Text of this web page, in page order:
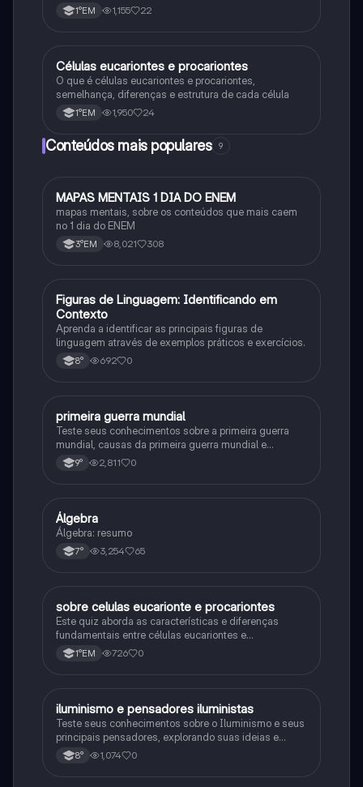
1°EM 1,155 22
Biologia
Células eucariontes e procariontes
O que é células eucariontes e procariontes,
semelhança, diferenças e estrutura de cada célula
1°EM 1,950 24
Conteúdos mais populares 9
Português
MAPAS MENTAIS 1 DIA DO ENEM
mapas mentais, sobre os conteúdos que mais caem
no 1 dia do ENEM
3°EM 8,021 308
FPortuguês
Figuras de Linguagem: Identificando em
Contexto
Aprenda a identificar as principais figuras de
linguagem através de exemplos práticos e exercícios.
8° 692 0
História
primeira guerra mundial
Teste seus conhecimentos sobre a primeira guerra
mundial, causas da primeira guerra mundial e
consequências da Primeira Guerra Mundial, fases da
primeira guerra mundial
9° 2,811 0
Matematica
Álgebra
Álgebra: resumo
7° 3,254 65
Biologia
sobre celulas eucarionte e procariontes
Este quiz aborda as características e diferenças
fundamentais entre células eucariontes e
procariontes.
1°EM 726 0
História
iluminismo e pensadores iluministas
Teste seus conhecimentos sobre o Iluminismo e seus
principais pensadores, explorando suas ideias e
impacto histórico.
8° 1,074 0